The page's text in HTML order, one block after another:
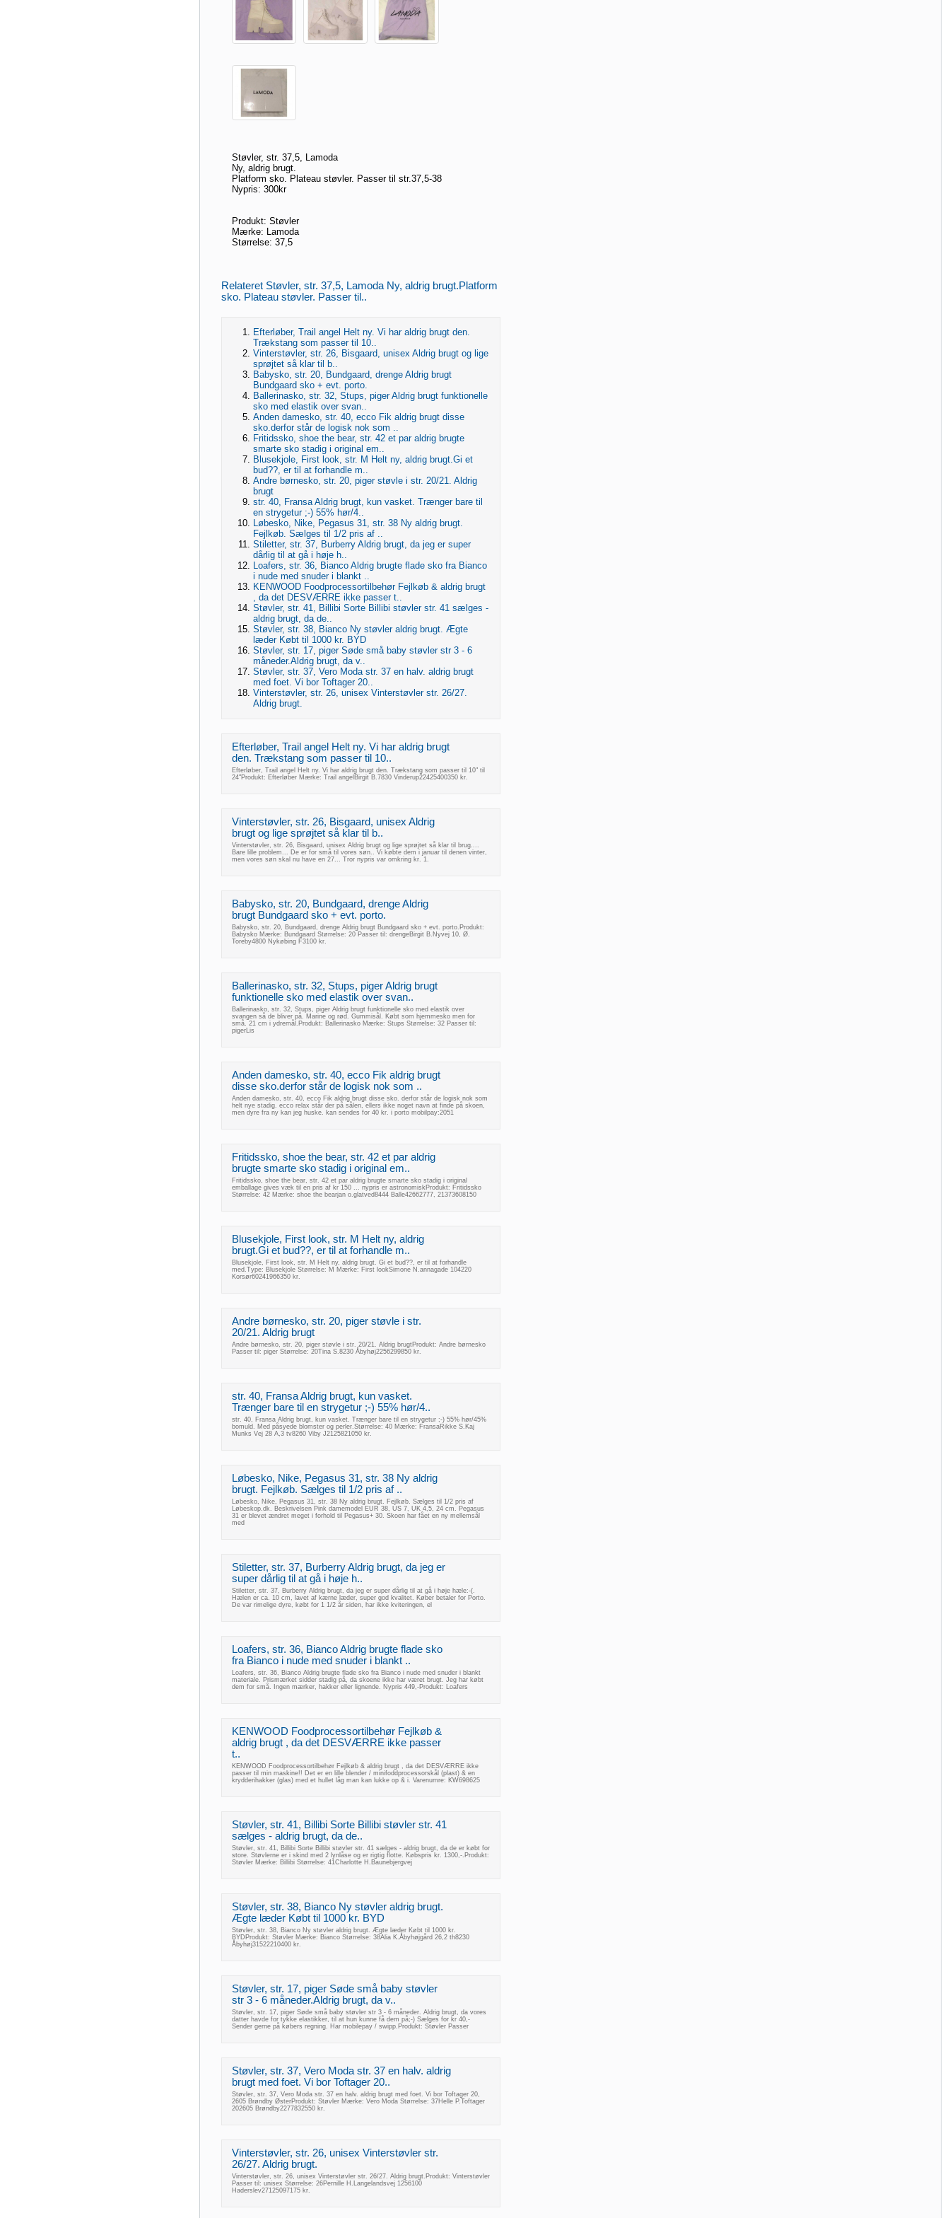
Støvler, str. 37,5, Lamoda
Ny, aldrig brugt.
Platform sko. Plateau støvler. Passer til str.37,5-38
Nypris: 300kr
Produkt: Støvler
Mærke: Lamoda
Størrelse: 37,5
Relateret Støvler, str. 37,5, Lamoda Ny, aldrig brugt.Platform
sko. Plateau støvler. Passer til..
Efterløber, Trail angel Helt ny. Vi har aldrig brugt den.
Trækstang som passer til 10..
Vinterstøvler, str. 26, Bisgaard, unisex Aldrig brugt og lige
sprøjtet så klar til b..
Babysko, str. 20, Bundgaard, drenge Aldrig brugt
Bundgaard sko + evt. porto.
Ballerinasko, str. 32, Stups, piger Aldrig brugt funktionelle
sko med elastik over svan..
Anden damesko, str. 40, ecco Fik aldrig brugt disse
sko.derfor står de logisk nok som ..
Fritidssko, shoe the bear, str. 42 et par aldrig brugte
smarte sko stadig i original em..
Blusekjole, First look, str. M Helt ny, aldrig brugt.Gi et
bud??, er til at forhandle m..
Andre børnesko, str. 20, piger støvle i str. 20/21. Aldrig
brugt
str. 40, Fransa Aldrig brugt, kun vasket. Trænger bare til
en strygetur ;-) 55% hør/4..
Løbesko, Nike, Pegasus 31, str. 38 Ny aldrig brugt.
Fejlkøb. Sælges til 1/2 pris af ..
Stiletter, str. 37, Burberry Aldrig brugt, da jeg er super
dårlig til at gå i høje h..
Loafers, str. 36, Bianco Aldrig brugte flade sko fra Bianco
i nude med snuder i blankt ..
KENWOOD Foodprocessortilbehør Fejlkøb & aldrig brugt
, da det DESVÆRRE ikke passer t..
Støvler, str. 41, Billibi Sorte Billibi støvler str. 41 sælges -
aldrig brugt, da de..
Støvler, str. 38, Bianco Ny støvler aldrig brugt. Ægte
læder Købt til 1000 kr. BYD
Støvler, str. 17, piger Søde små baby støvler str 3 - 6
måneder.Aldrig brugt, da v..
Støvler, str. 37, Vero Moda str. 37 en halv. aldrig brugt
med foet. Vi bor Toftager 20..
Vinterstøvler, str. 26, unisex Vinterstøvler str. 26/27.
Aldrig brugt.
Efterløber, Trail angel Helt ny. Vi har aldrig brugt
den. Trækstang som passer til 10..
Efterløber, Trail angel Helt ny. Vi har aldrig brugt den. Trækstang som passer til 10" til
24"Produkt: Efterløber Mærke: Trail angelBirgit B.7830 Vinderup22425400350 kr.
Vinterstøvler, str. 26, Bisgaard, unisex Aldrig
brugt og lige sprøjtet så klar til b..
Vinterstøvler, str. 26, Bisgaard, unisex Aldrig brugt og lige sprøjtet så klar til brug....
Bare lille problem... De er for små til vores søn.. Vi købte dem i januar til denen vinter,
men vores søn skal nu have en 27... Tror nypris var omkring kr. 1.
Babysko, str. 20, Bundgaard, drenge Aldrig
brugt Bundgaard sko + evt. porto.
Babysko, str. 20, Bundgaard, drenge Aldrig brugt Bundgaard sko + evt. porto.Produkt:
Babysko Mærke: Bundgaard Størrelse: 20 Passer til: drengeBirgit B.Nyvej 10, Ø.
Toreby4800 Nykøbing F3100 kr.
Ballerinasko, str. 32, Stups, piger Aldrig brugt
funktionelle sko med elastik over svan..
Ballerinasko, str. 32, Stups, piger Aldrig brugt funktionelle sko med elastik over
svangen så de bliver på. Marine og rød. Gummisål. Købt som hjemmesko men for
små. 21 cm i ydremål.Produkt: Ballerinasko Mærke: Stups Størrelse: 32 Passer til:
pigerLis
Anden damesko, str. 40, ecco Fik aldrig brugt
disse sko.derfor står de logisk nok som ..
Anden damesko, str. 40, ecco Fik aldrig brugt disse sko. derfor står de logisk nok som
helt nye stadig. ecco relax står der på sålen, ellers ikke noget navn at finde på skoen,
men dyre fra ny kan jeg huske. kan sendes for 40 kr. i porto mobilpay:2051
Fritidssko, shoe the bear, str. 42 et par aldrig
brugte smarte sko stadig i original em..
Fritidssko, shoe the bear, str. 42 et par aldrig brugte smarte sko stadig i original
emballage gives væk til en pris af kr 150 ... nypris er astronomiskProdukt: Fritidssko
Størrelse: 42 Mærke: shoe the bearjan o.glatved8444 Balle42662777, 21373608150
Blusekjole, First look, str. M Helt ny, aldrig
brugt.Gi et bud??, er til at forhandle m..
Blusekjole, First look, str. M Helt ny, aldrig brugt. Gi et bud??, er til at forhandle
med.Type: Blusekjole Størrelse: M Mærke: First lookSimone N.annagade 104220
Korsør60241966350 kr.
Andre børnesko, str. 20, piger støvle i str.
20/21. Aldrig brugt
Andre børnesko, str. 20, piger støvle i str. 20/21. Aldrig brugtProdukt: Andre børnesko
Passer til: piger Størrelse: 20Tina S.8230 Åbyhøj2256299850 kr.
str. 40, Fransa Aldrig brugt, kun vasket.
Trænger bare til en strygetur ;-) 55% hør/4..
str. 40, Fransa Aldrig brugt, kun vasket. Trænger bare til en strygetur ;-) 55% hør/45%
bomuld. Med påsyede blomster og perler.Størrelse: 40 Mærke: FransaRikke S.Kaj
Munks Vej 28 A,3 tv8260 Viby J2125821050 kr.
Løbesko, Nike, Pegasus 31, str. 38 Ny aldrig
brugt. Fejlkøb. Sælges til 1/2 pris af ..
Løbesko, Nike, Pegasus 31, str. 38 Ny aldrig brugt. Fejlkøb. Sælges til 1/2 pris af
Løbeskop.dk. Beskrivelsen Pink damemodel EUR 38, US 7, UK 4,5, 24 cm. Pegasus
31 er blevet ændret meget i forhold til Pegasus+ 30. Skoen har fået en ny mellemsål
med
Stiletter, str. 37, Burberry Aldrig brugt, da jeg er
super dårlig til at gå i høje h..
Stiletter, str. 37, Burberry Aldrig brugt, da jeg er super dårlig til at gå i høje hæle:-(.
Hælen er ca. 10 cm, lavet af kærne læder, super god kvalitet. Køber betaler for Porto.
De var rimelige dyre, købt for 1 1/2 år siden, har ikke kviteringen, el
Loafers, str. 36, Bianco Aldrig brugte flade sko
fra Bianco i nude med snuder i blankt ..
Loafers, str. 36, Bianco Aldrig brugte flade sko fra Bianco i nude med snuder i blankt
materiale. Prismærket sidder stadig på, da skoene ikke har været brugt. Jeg har købt
dem for små. Ingen mærker, hakker eller lignende. Nypris 449,-Produkt: Loafers
KENWOOD Foodprocessortilbehør Fejlkøb &
aldrig brugt , da det DESVÆRRE ikke passer
t..
KENWOOD Foodprocessortilbehør Fejlkøb & aldrig brugt , da det DESVÆRRE ikke
passer til min maskine!! Det er en lille blender / minifoddprocessorskål (plast) & en
krydderihakker (glas) med et hullet låg man kan lukke op & i. Varenumre: KW698625
Støvler, str. 41, Billibi Sorte Billibi støvler str. 41
sælges - aldrig brugt, da de..
Støvler, str. 41, Billibi Sorte Billibi støvler str. 41 sælges - aldrig brugt, da de er købt for
store. Støvlerne er i skind med 2 lynlåse og er rigtig flotte. Købspris kr. 1300,-.Produkt:
Støvler Mærke: Billibi Størrelse: 41Charlotte H.Baunebjergvej
Støvler, str. 38, Bianco Ny støvler aldrig brugt.
Ægte læder Købt til 1000 kr. BYD
Støvler, str. 38, Bianco Ny støvler aldrig brugt. Ægte læder Købt til 1000 kr.
BYDProdukt: Støvler Mærke: Bianco Størrelse: 38Alia K.Åbyhøjgård 26,2 th8230
Åbyhøj31522210400 kr.
Støvler, str. 17, piger Søde små baby støvler
str 3 - 6 måneder.Aldrig brugt, da v..
Støvler, str. 17, piger Søde små baby støvler str 3 - 6 måneder. Aldrig brugt, da vores
datter havde for tykke elastikker, til at hun kunne få dem på;-) Sælges for kr 40,-
Sender gerne på købers regning. Har mobilepay / swipp.Produkt: Støvler Passer
Støvler, str. 37, Vero Moda str. 37 en halv. aldrig
brugt med foet. Vi bor Toftager 20..
Støvler, str. 37, Vero Moda str. 37 en halv. aldrig brugt med foet. Vi bor Toftager 20,
2605 Brøndby ØsterProdukt: Støvler Mærke: Vero Moda Størrelse: 37Helle P.Toftager
202605 Brøndby2277832550 kr.
Vinterstøvler, str. 26, unisex Vinterstøvler str.
26/27. Aldrig brugt.
Vinterstøvler, str. 26, unisex Vinterstøvler str. 26/27. Aldrig brugt.Produkt: Vinterstøvler
Passer til: unisex Størrelse: 26Pernille H.Langelandsvej 1256100
Haderslev27125097175 kr.